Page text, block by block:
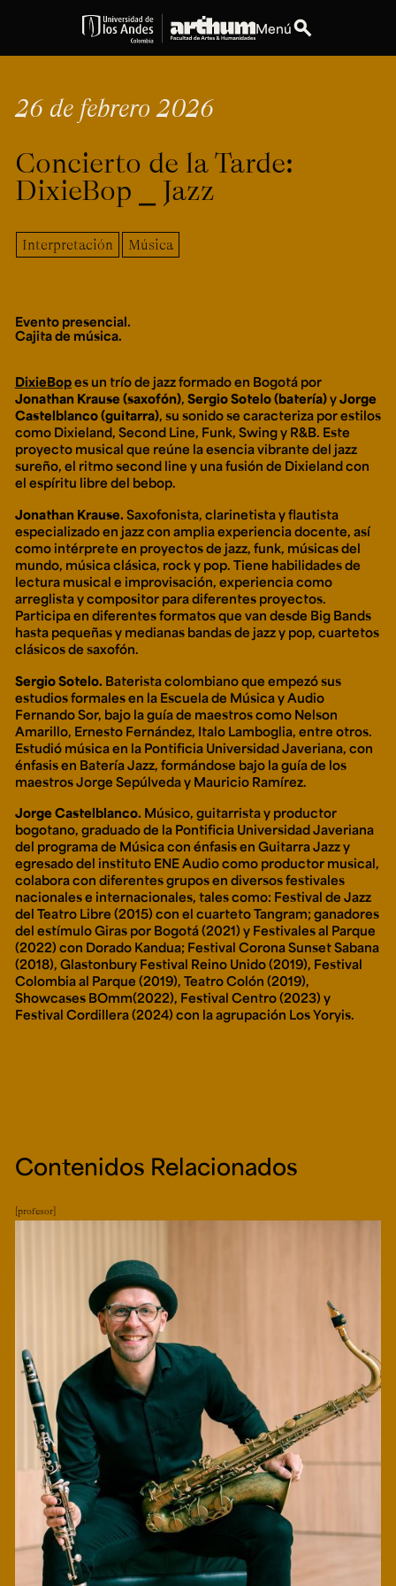
Menúsearch
Personas
Espacios
Explora ArteHum
Configuración de cookies
Universidad de los Andes | Vigilada Mineducación.
Reconocimiento como universidad: Decreto 1297 del 30
de mayo de 1964. Reconocimiento de personería jurídica:
Resolución 28 del 23 de febrero de 1949, Minjusticia.
Acreditación institucional de alta calidad, 10 años:
Resolución 000194 del 16 de enero del 2025.
Calle 19A #1 - 37
Este. Bloque K.
del Arte
Ext. 2626
Ext. 2501
2504
Posgrados
Ext. 4925
Educación
Continua
Ext. 4795
26 de febrero 2026
Concierto de la Tarde:
DixieBop ⎯ Jazz
Interpretación Música
Evento presencial.
Cajita de música.
DixieBopes un trío de jazz formado en Bogotá por
Jonathan Krause (saxofón), Sergio Sotelo (batería)yJorge
Castelblanco (guitarra), su sonido se caracteriza por estilos
como Dixieland, Second Line, Funk, Swingy R&B. Este
proyecto musical que reúne la esencia vibrante del jazz
sureño, el ritmosecond line y una fusión de Dixieland con
el espíritu libre del bebop.
Jonathan Krause.Saxofonista, clarinetista y flautista
especializado en jazz con amplia experiencia docente, así
como intérprete en proyectos de jazz, funk, músicas del
mundo, música clásica, rock y pop. Tiene habilidades de
lectura musical e improvisación, experiencia como
arreglista y compositor para diferentes proyectos.
Participa en diferentes formatos que van desde Big Bands
hasta pequeñas y medianas bandas de jazz y pop, cuartetos
clásicos de saxofón.
Sergio Sotelo. Baterista colombiano que empezó sus
estudios formales en la Escuela de Música y Audio
Fernando Sor, bajo la guía de maestros como Nelson
Amarillo, Ernesto Fernández, Italo Lamboglia, entre otros.
Estudió música en la Pontificia Universidad Javeriana, con
énfasis en Batería Jazz, formándose bajo la guía de los
maestros Jorge Sepúlveda y Mauricio Ramírez.
Jorge Castelblanco. Músico, guitarrista y productor
bogotano, graduado de la Pontificia Universidad Javeriana
del programa de Música con énfasis en Guitarra Jazz y
egresado del instituto ENE Audio como productor musical,
colabora con diferentes grupos en diversos festivales
nacionales e internacionales, tales como: Festival de Jazz
del Teatro Libre (2015) con el cuarteto Tangram; ganadores
del estímulo Giras por Bogotá (2021) y Festivales al Parque
(2022) con Dorado Kandua; Festival Corona Sunset Sabana
(2018), Glastonbury Festival Reino Unido (2019), Festival
Colombia al Parque (2019), Teatro Colón (2019),
Showcases BOmm(2022), Festival Centro (2023) y
Festival Cordillera (2024) con la agrupación Los Yoryis.
Contenidos Relacionados
profesor